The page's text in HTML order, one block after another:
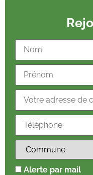
Alerte par mail